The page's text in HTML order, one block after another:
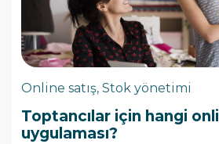
Online satış, Stok yönetimi
Toptancılar için hangi
uygulaması?